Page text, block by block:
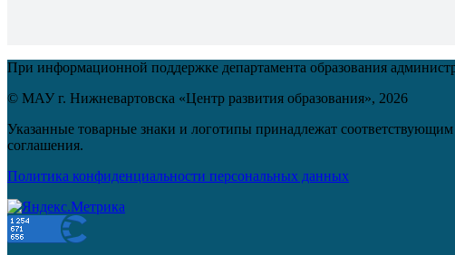
При информационной поддержке департамента образования
© МАУ г. Нижневартовска «Центр развития образования», 2026
Указанные товарные знаки и логотипы принадлежат соответствующим
соглашения.
Политика конфиденциальности персональных данных